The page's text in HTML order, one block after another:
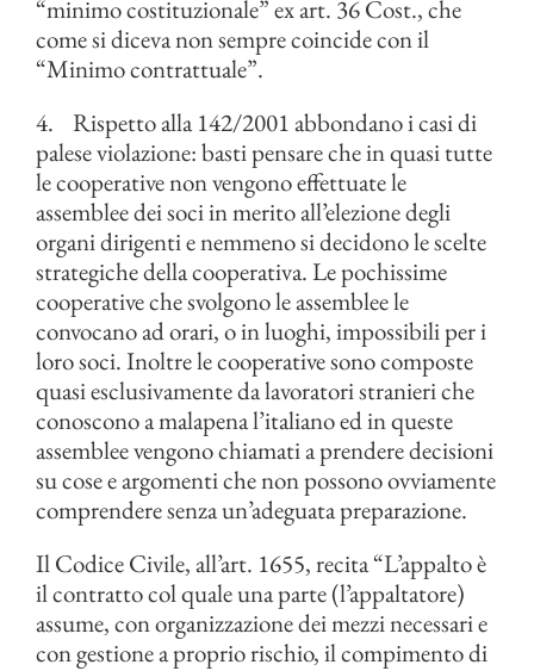
“minimo costituzionale” ex art. 36 Cost., che
come si diceva non sempre coincide con il
“Minimo contrattuale”.
4. Rispetto alla 142/2001 abbondano i casi di
palese violazione: basti pensare che in quasi tutte
le cooperative non vengono effettuate le
assemblee dei soci in merito all’elezione degli
organi dirigenti e nemmeno si decidono le scelte
strategiche della cooperativa. Le pochissime
cooperative che svolgono le assemblee le
convocano ad orari, o in luoghi, impossibili per i
loro soci. Inoltre le cooperative sono composte
quasi esclusivamente da lavoratori stranieri che
conoscono a malapena l’italiano ed in queste
assemblee vengonochiamati a prendere decisioni
su cose e argomenti che non possono ovviamente
comprendere senza un’adeguata preparazione.
Il Codice Civile, all’art. 1655, recita “L’appalto è
il contratto col quale una parte (l’appaltatore)
assume, con organizzazione dei mezzi necessari e
con gestione a proprio rischio, il compimento di